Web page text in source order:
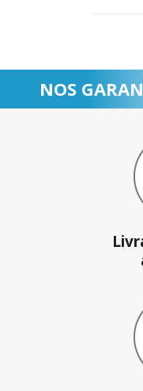
NOS